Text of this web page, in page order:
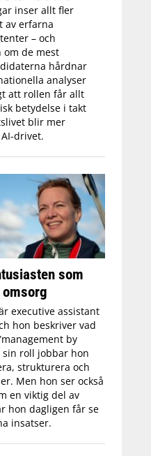
inser allt fler
av erfarna
– och
om de mest
hårdnar
analyser
att rollen får allt
betydelse i takt
blir mer
drivet.
som
executive assistant
hon beskriver vad
by
sin roll jobbar hon
strukturera och
Men hon ser också
en viktig del av
hon dagligen får se
insatser.